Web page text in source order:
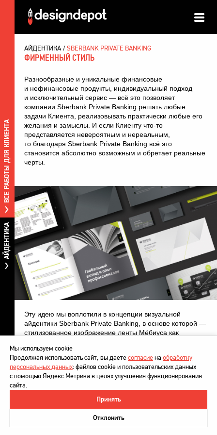
ВСЕ РАБОТЫ ДЛЯ КЛИЕНТА
АЙДЕНТИКА
АЙДЕНТИКА SBERBANK PRIVATE BANKING
ФИРМЕННЫЙ СТИЛЬ
Разнообразные и уникальные финансовые
и нефинансовые продукты, индивидуальный подход
и исключительный сервис — всё это позволяет
компании Sberbank Private Banking решать любые
задачи Клиента, реализовывать практически любые его
желания и замыслы. И если Клиенту что-то
представляется невероятным и нереальным,
то благодаря Sberbank Private Banking всё это
становится абсолютно возможным и обретает реальные
черты.
Эту идею мы воплотили в концепции визуальной
айдентики Sberbank Private Banking, в основе которой —
стилизованное изображение ленты Мёбиуса как
графический элемент выступает символом
долгосрочности и перспективности, беспрерывности
отношений с клиентом, а также олицетворяет такие
важные для целевой аудитории понятия как связь
поколений, семейные узы, традиции и т. д.
Политика в отношении обработки персональных данных
Напишите нам
Мы используем cookie
Продолжая использовать сайт, вы даетесогласиена обработку
персональных данных: файлов cookie и пользовательских данных
с помощью Яндекс.Метрика в целях улучшения функционирования
сайта.
Принять
Отклонить